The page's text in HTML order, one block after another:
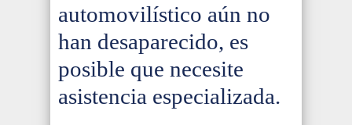
automovilístico aún no
han desaparecido, es
posible que necesite
asistencia especializada.